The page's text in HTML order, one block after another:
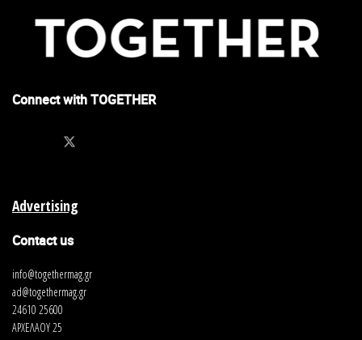
Connect with TOGETHER
Advertising
Contact us
info@togethermag.gr
ad@togethermag.gr
24610 25600
ΑΡΧΕΛΑΟΥ 25